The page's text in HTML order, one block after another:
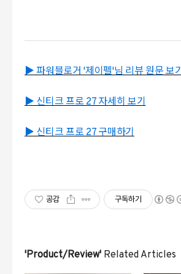
▶ 파워블로거 '제이펠'님 리뷰 원문 보기
▶ 신티크 프로 27 자세히 보기
▶ 신티크 프로 27 구매하기
공감 구독하기
'Product/Review' Related Articles